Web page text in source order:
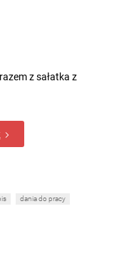
z sałatka z
dania do pracy